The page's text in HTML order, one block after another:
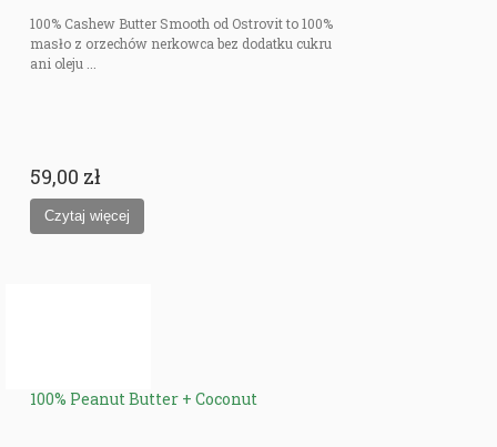
100% Cashew Butter Smooth od Ostrovit to 100%
masło z orzechów nerkowca bez dodatku cukru
ani oleju ...
59,00 zł
100% Peanut Butter + Coconut